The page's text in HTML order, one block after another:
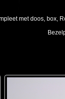
met doos, box,